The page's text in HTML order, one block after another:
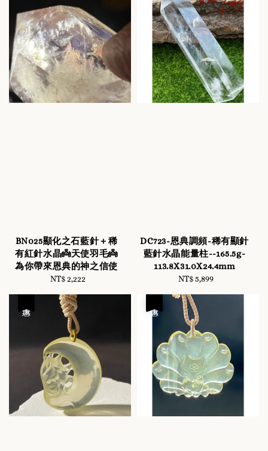
BN025顯化之石藍針＋稀
有紅針水晶👼天使羽毛👼
為你帶來恩典的神之信使
Regular
NT$ 2,222
DC723-恩典調頻-稀有顯針
藍針水晶能量柱--165.5g-
113.8X31.0X24.4mm
Regular
NT$ 5,899